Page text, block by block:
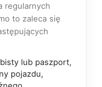
regularnych
to zaleca się
lub paszport,
pojazdu,